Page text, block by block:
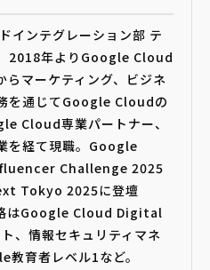
インテグレーション部 テ
2018年よりGoogle Cloud
らマーケティング、ビジネ
を通じてGoogle Cloudの
Cloud専業パートナー、
を経て現職。Google
Challenge 2025
Tokyo 2025に登壇
はGoogle Cloud Digital
、情報セキュリティマネ
育者レベル1など。